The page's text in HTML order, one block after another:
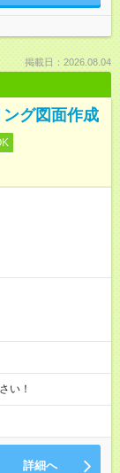
掲載日：2026.08.04
ング図面作成
い！
詳細へ